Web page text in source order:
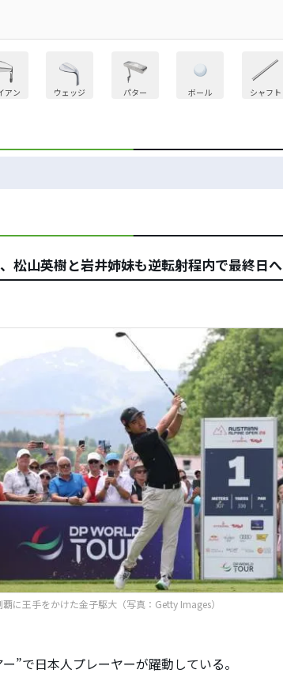
アン ウェッジ パター ボール シャフト
松山英樹と岩井姉妹も逆転射程内で最終日へ
に王手をかけた金子駆大（写真：Getty Images）
”で日本人プレーヤーが躍動している。